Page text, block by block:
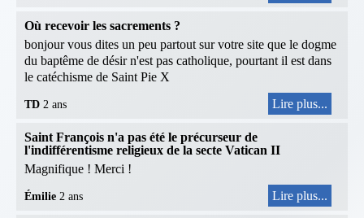
Où recevoir les sacrements ?
bonjour vous dites un peu partout sur votre site que le dogme
du baptême de désir n'est pas catholique, pourtant il est dans
le catéchisme de Saint Pie X
TD 2 ans Lire plus...
Saint François n'a pas été le précurseur de
l'indifférentisme religieux de la secte Vatican II
Magnifique ! Merci !
Émilie 2 ans Lire plus...